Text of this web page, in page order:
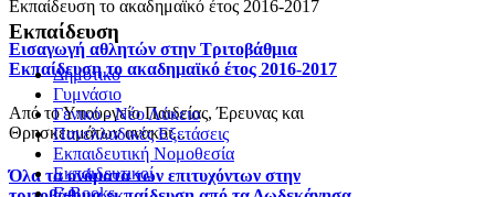
Εισαγωγή αθλητών στην Τριτοβάθμια
Εκπαίδευση το ακαδημαϊκό έτος 2016-2017
Από το Υπουργείο Παιδείας, Έρευνας και
Θρησκευμάτων ανακοι...
Όλα τα ονόματα των επιτυχόντων στην
Εκπαίδευση
Δημοτικό
Γυμνάσιο
Γενικό - Νέο Λύκειο
Πανελλαδικές Εξετάσεις
Εκπαιδευτική Νομοθεσία
Εκπαιδευτικοί
E-Books